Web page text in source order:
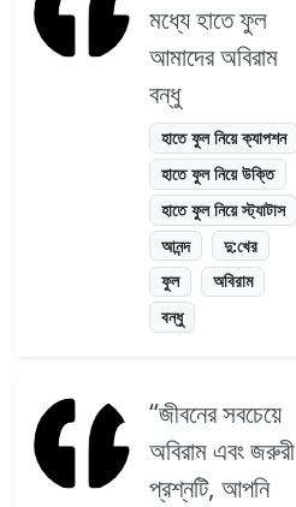
মধ্যে হাতে ফুল
আমাদের অবিরাম
বন্ধু
হাতে ফুল নিয়ে ক্যাপশন
হাতে ফুল নিয়ে উক্তি
হাতে ফুল নিয়ে স্ট্যাটাস
আনন্দ
দু:খের
ফুল
অবিরাম
বন্ধু
“জীবনের সবচেয়ে
অবিরাম এবং জরুরী
প্রশ্নটি, আপনি